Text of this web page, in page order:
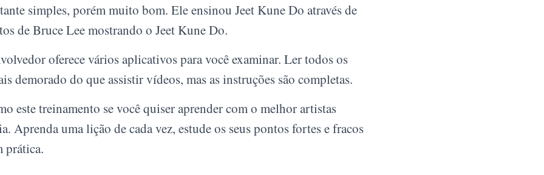
simples, porém muito bom. Ele ensinou Jeet Kune Do através de
de Bruce Lee mostrando o Jeet Kune Do.
oferece vários aplicativos para você examinar. Ler todos os
demorado do que assistir vídeos, mas as instruções são completas.
este treinamento se você quiser aprender com o melhor artistas
Aprenda uma lição de cada vez, estude os seus pontos fortes e fracos
prática.